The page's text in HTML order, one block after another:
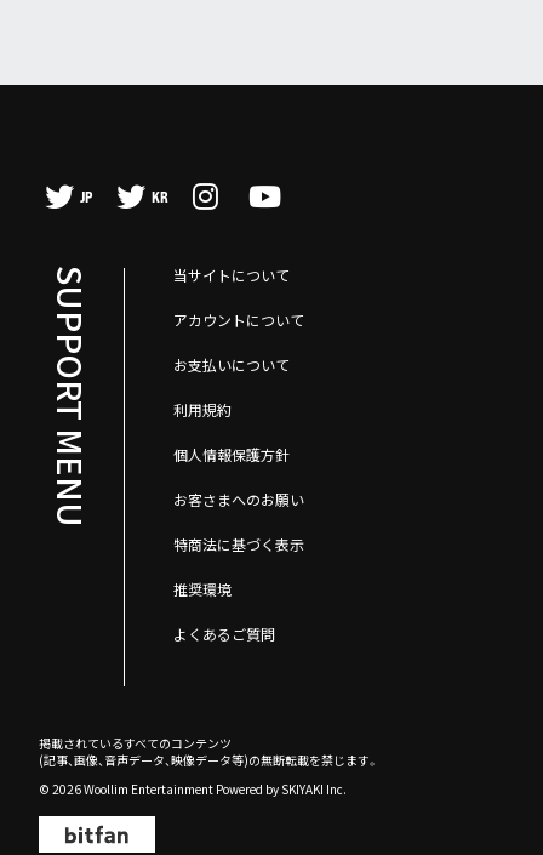
JP KR
SUPPORT MENU 当サイトについて
アカウントについて
お支払いについて
利用規約
個人情報保護方針
お客さまへのお願い
特商法に基づく表示
推奨環境
よくあるご質問
掲載されているすべてのコンテンツ
(記事、画像、音声データ、映像データ等)の無断転載を禁じます。
© 2026 Woollim Entertainment Powered by SKIYAKI Inc.